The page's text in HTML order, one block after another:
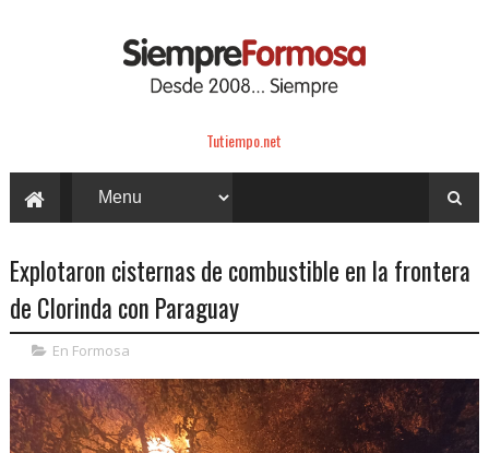
Tutiempo.net
Explotaron cisternas de combustible en la frontera
de Clorinda con Paraguay
En Formosa